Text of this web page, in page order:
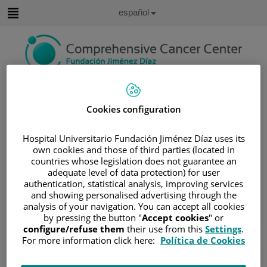
contenido
idioma
Idioma
Español
Inicio / ÁREA DEL PACIENTE
SOBRE EL CÁNCER
/INFORMACIÓN Y SOPORTE AL PACIENTE
/TIPOS DE CÁNCER
/ÁREA DE NEOPLASIAS HEMATOLÓGICAS
/MIELOMA MÚLTIPLE/SINTOMATOLOGÍA
Sintomatología
Cookies configuration
Hospital Universitario Fundación Jiménez Díaz uses its
own cookies and those of third parties (located in
countries whose legislation does not guarantee an
adequate level of data protection) for user
authentication, statistical analysis, improving services
and showing personalised advertising through the
analysis of your navigation. You can accept all cookies
by pressing the button "Accept cookies" or
configure/refuse them their use from this Settings.
For more information click here: Política de Cookies